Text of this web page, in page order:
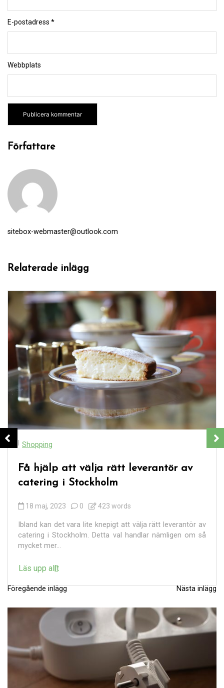
E-postadress *
Webbplats
Författare
sitebox-webmaster@outlook.com
Relaterade inlägg
Shopping
Få hjälp att välja rätt leverantör av
catering i Stockholm
18 maj, 2023 0 423 words
Ibland kan det vara lite knepigt att välja rätt leverantör av
catering i Stockholm. Detta val handlar nämligen om så
mycket mer...
Läs upp allt
I
n
g
Föregående inlägg Nästa inlägg